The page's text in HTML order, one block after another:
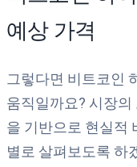
예상 가격
그렇다면 비트코인
움직일까요? 시장의
을 기반으로 현실적
별로 살펴보도록 하